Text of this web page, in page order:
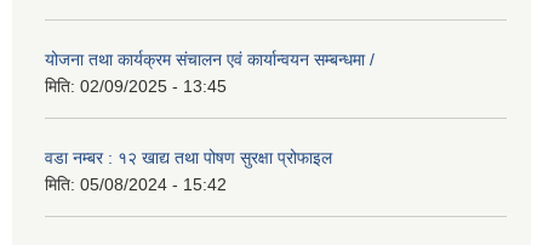
योजना तथा कार्यक्रम संचालन एवं कार्यान्वयन सम्बन्धमा /
मिति: 02/09/2025 - 13:45
वडा नम्बर : १२ खाद्य तथा पोषण सुरक्षा प्रोफाइल
मिति: 05/08/2024 - 15:42